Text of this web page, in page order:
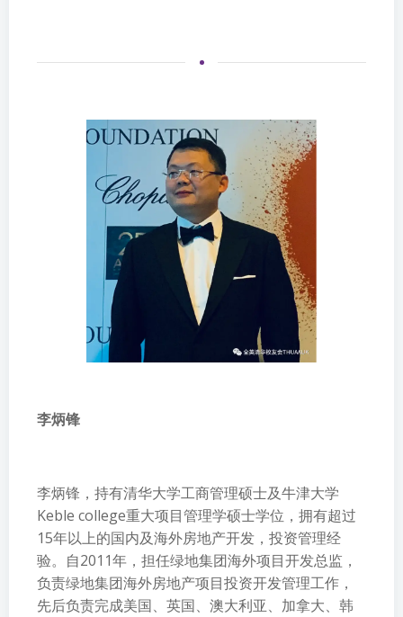
李炳锋
李炳锋，持有清华大学工商管理硕士及牛津大学
Keble college重大项目管理学硕士学位，拥有超过
15年以上的国内及海外房地产开发，投资管理经
验。自2011年，担任绿地集团海外项目开发总监，
负责绿地集团海外房地产项目投资开发管理工作，
先后负责完成美国、英国、澳大利亚、加拿大、韩